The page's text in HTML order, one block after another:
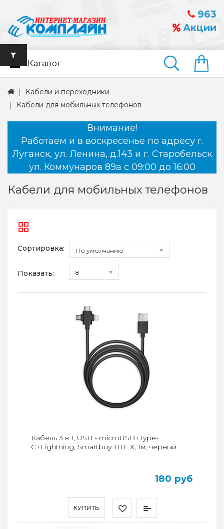
963
Акции
Найти
Каталог
Кабели и переходники
Кабели для мобильных телефонов
Внимание!
Работаем и в воскресенье по адресу г.
Луганск, ул. Ленина, д.143 и г. Старобельск
ул. Коммунаров 89а с 09:00 до 16:00
Кабели для мобильных телефонов
Сортировка: По умолчанию
Показать: 8
КУПИТЬ
Кабель 3 в 1, USB - microUSB+Type-
C+Lightning, Smartbuy THE X, 1м, черный
180 руб